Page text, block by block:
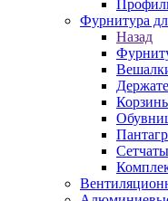
Фурнитура
Назад